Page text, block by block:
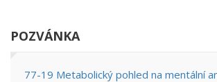
POZVÁNKA
77-19 Metabolický pohled na mentální